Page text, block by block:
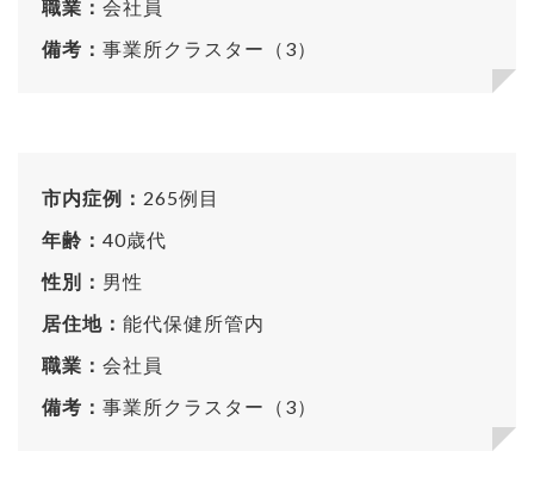
職業： 会社員
備考： 事業所クラスター（3）
市内症例： 265例目
年齢： 40歳代
性別： 男性
居住地： 能代保健所管内
職業： 会社員
備考： 事業所クラスター（3）